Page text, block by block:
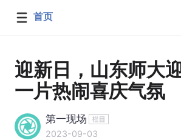
首页
迎新日，山东师大
一片热闹喜庆气氛
第一现场
2023-09-03